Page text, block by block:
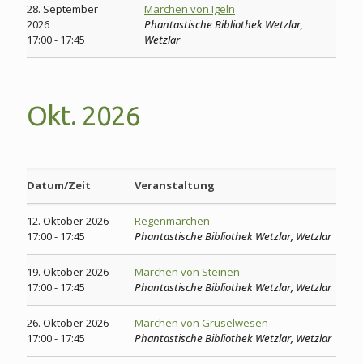
28. September
2026
17:00 - 17:45
Märchen von Igeln
Phantastische Bibliothek Wetzlar,
Wetzlar
Okt. 2026
Datum/Zeit Veranstaltung
12. Oktober 2026
17:00 - 17:45
Regenmärchen
Phantastische Bibliothek Wetzlar, Wetzlar
19. Oktober 2026
17:00 - 17:45
Märchen von Steinen
Phantastische Bibliothek Wetzlar, Wetzlar
26. Oktober 2026
17:00 - 17:45
Märchen von Gruselwesen
Phantastische Bibliothek Wetzlar, Wetzlar